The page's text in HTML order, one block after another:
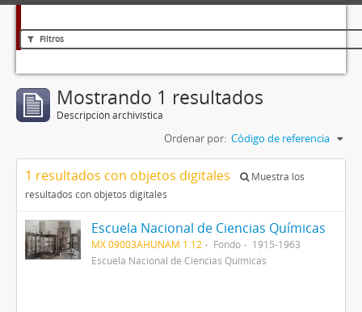
Filtros
Mostrando 1 resultados
Descripción archivística
Ordenar por: Código de referencia
1 resultados con objetos digitales
Muestra los
resultados con objetos digitales
Escuela Nacional de Ciencias Químicas
MX 09003AHUNAM 1.12 Fondo
1915-1963
Escuela Nacional de Ciencias Químicas